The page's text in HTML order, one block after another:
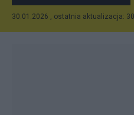
30.01.2026 , ostatnia aktualizacja: